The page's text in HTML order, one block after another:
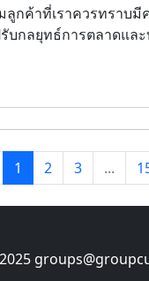
ลูกค้าที่เราควรทราบมี
บกลยุทธ์การตลาดและ
1 2 3 ...